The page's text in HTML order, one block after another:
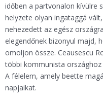
időben a partvonalon kívülre
helyzete olyan ingataggá
nehezedett az egész
elegendőnek bizonyul majd,
omoljon össze. Ceausescu
többi kommunista
A félelem, amely beette
napjaikat.